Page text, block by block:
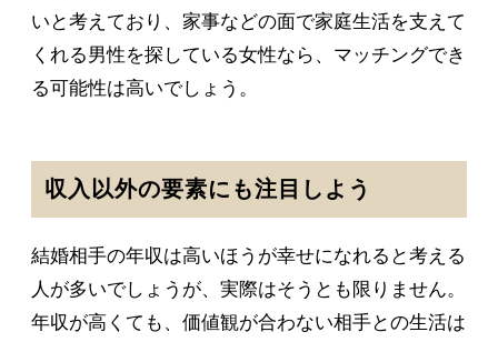
いと考えており、家事などの面で家庭生活を支えて
くれる男性を探している女性なら、マッチングでき
る可能性は高いでしょう。
収入以外の要素にも注目しよう
結婚相手の年収は高いほうが幸せになれると考える
人が多いでしょうが、実際はそうとも限りません。
年収が高くても、価値観が合わない相手との生活は